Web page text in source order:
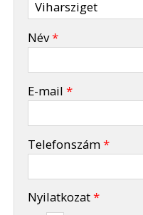
Név*
E-mail*
Telefonszám*
Nyilatkozat*